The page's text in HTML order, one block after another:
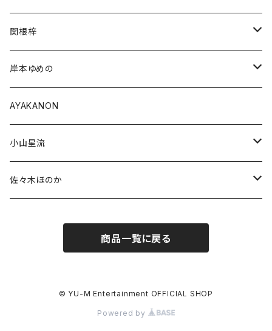
通常商品
受注商品
関根梓
通常商品
受注商品
岸本ゆめの
通常商品
受注商品
AYAKANON
小山星流
受注販売
佐々木ほのか
商品一覧に戻る
© YU-M Entertainment OFFICIAL SHOP
Powered by